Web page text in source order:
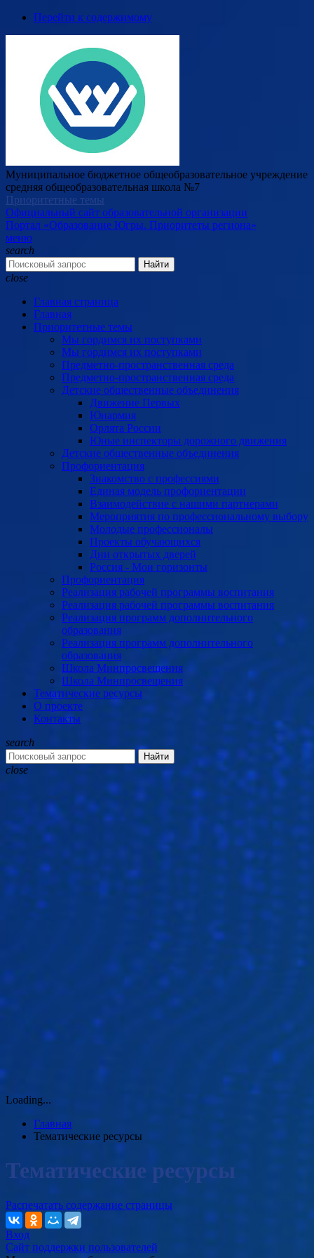
Перейти к содержимому
Муниципальное бюджетное общеобразовательное учреждение
средняя общеобразовательная школа №7
Приоритетные темы
Официальный сайт образовательной организации
Портал «Образование Югры. Приоритеты региона»
меню
search
Найти
close
Главная страница
Главная
Приоритетные темы
Мы гордимся их поступками
Мы гордимся их поступками
Предметно-пространственная среда
Предметно-пространственная среда
Детские общественные объединения
Движение Первых
Юнармия
Орлята России
Юные инспекторы дорожного движения
Детские общественные объединения
Профориентация
Знакомство с профессиями
Единая модель профориентации
Взаимодействие с нашими партнерами
Мероприятия по профессиональному выбору
Молодые профессионалы
Проекты обучающихся
Дни открытых дверей
Россия - Мои горизонты
Профориентация
Реализация рабочей программы воспитания
Реализация рабочей программы воспитания
Реализация программ дополнительного
образования
Реализация программ дополнительного
образования
Школа Минпросвещения
Школа Минпросвещения
Тематические ресурсы
О проекте
Контакты
search
Найти
close
Loading...
Главная
Тематические ресурсы
Тематические ресурсы
Распечатать содержание страницы
Вход
Сайт поддержки пользователей